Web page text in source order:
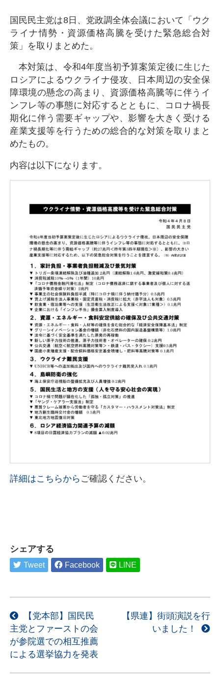
国民民主党は8日、党政調全体会議において「ウク
ライナ情勢・資源価格高騰を受けた緊急総合対
策」を取りまとめた。
本対策は、令和4年度当初予算案策定後に生じた
ロシアによるウクライナ侵攻、日本周辺の安全保
障環境の懸念の高まり、資源価格高騰等に伴うイ
ンフレ等の事態に対応するとともに、コロナ禍長
期化に伴う需要ギャップや、影響を大きく受ける
産業支援等を行うための総合的な対策を取りまと
めたもの。
内容は以下になります。
詳細はこちらから ご確認ください。
シェアする
Tweet Facebook LINE
投
稿
ナ
ビ
ゲ
【党本部】国民民
主党とファーストの会
が参院選での相互推薦
による選挙協力を発表
【県連】街頭演説を行
いました！